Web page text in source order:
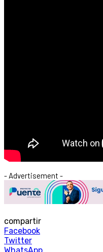
- Advertisement -
compartir
Facebook
Twitter